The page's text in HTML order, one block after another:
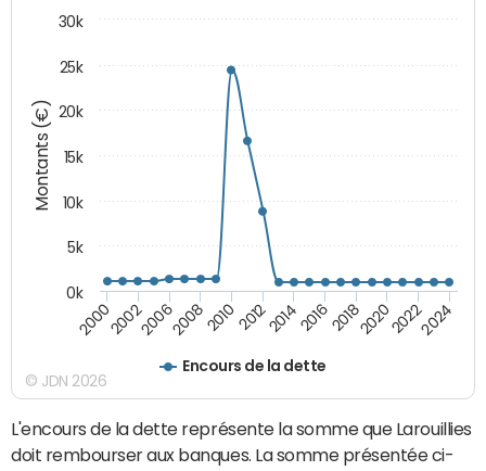
Montants (€)
Encours de la dette
200020022006200820102012201420162018202020222024
0k
5k
10k
15k
20k
25k
30k
© JDN 2026
L'encours de la dette représente la somme que Larouillies
doit rembourser aux banques. La somme présentée ci-